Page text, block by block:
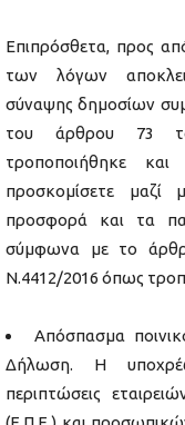
Επιπρόσθετα, προς
των λόγων
σύναψης δημοσίων
του άρθρου 73
τροποποιήθηκε
προσκομίσετε μαζί
προσφορά και τα
σύμφωνα με το
Ν.4412/2016 όπως
Απόσπασμα
Δήλωση. Η
περιπτώσεις